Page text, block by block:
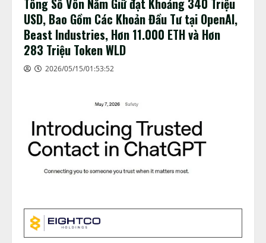
Tổng Số Vốn Nắm Giữ đạt Khoảng 340 Triệu
USD, Bao Gồm Các Khoản Đầu Tư tại OpenAI,
Beast Industries, Hơn 11.000 ETH và Hơn
283 Triệu Token WLD
2026/05/15/01:53:52